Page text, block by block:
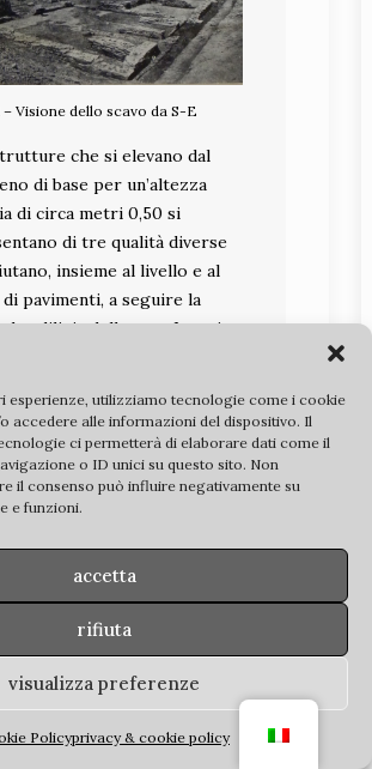
esperienze, utilizziamo tecnologie come i cookie
accedere alle informazioni del dispositivo. Il
ci permetterà di elaborare dati come il
o ID unici su questo sito. Non
il consenso può influire negativamente su
e funzioni.
accetta
rifiuta
visualizza preferenze
Policyprivacy & cookie policy
– Visione dello scavo da S-E
che si elevano dal
di base per un’altezza
di circa metri 0,50 si
di tre qualità diverse
insieme al livello e al
pavimenti, a seguire la
edilizia della casa. I muri
La sezione normale di tali
a corsi regolari dà uno
medio di metri 0,45 e
la loro erezione con
La pianta della casa
quattro metri, ma nella fase
di cui ora parliamo, era
nell’area scoperta